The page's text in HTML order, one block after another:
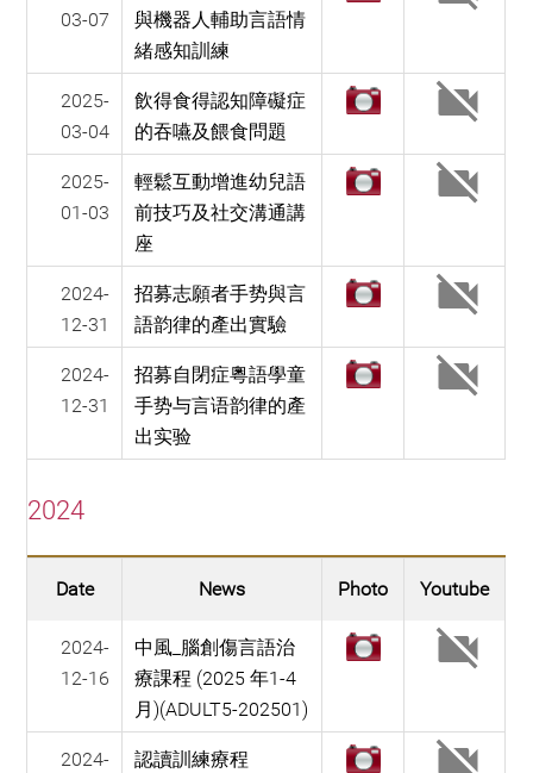
03-07
與機器人輔助言語情
緒感知訓練
2025-
03-04
飲得食得認知障礙症
的吞嚥及餵食問題
2025-
01-03
輕鬆互動增進幼兒語
前技巧及社交溝通講
座
2024-
12-31
招募志願者手势與言
語韵律的產出實驗
2024-
12-31
招募自閉症粵語學童
手势与言语韵律的產
出实验
2024
Date News Photo Youtube
2024-
12-16
中風_腦創傷言語治
療課程 (2025 年1-4
月)(ADULT5-202501)
2024-
認讀訓練療程